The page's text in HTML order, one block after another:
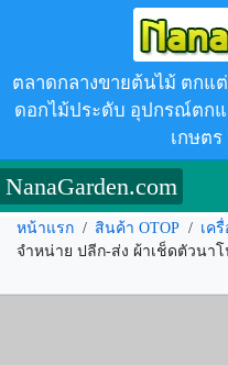
ตลาดกลางขายต้นไม้ ตกแ
ดอกไม้ประดับ อุปกรณ์ตก
เกษตร
NanaGarden.com
หน้าแรก / สินค้า OTOP / เค
จำหน่าย ปลีก-ส่ง ผ้าเช็ดตัวนาโ